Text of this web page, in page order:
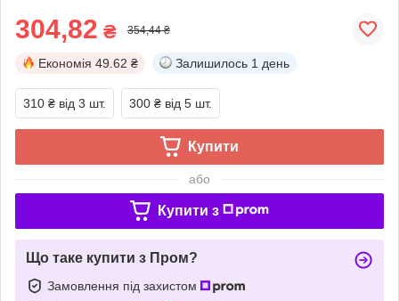
304,82 ₴ 354,44 ₴
Економія 49.62 ₴ Залишилось 1 день
310 ₴ від 3 шт. 300 ₴ від 5 шт.
Купити
або
Купити з
Що таке купити з Пром?
Замовлення під захистом